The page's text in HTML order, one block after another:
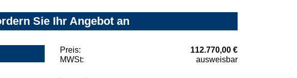
Sie Ihr Angebot an
Preis:
112.770,00 €
MWSt:
ausweisbar